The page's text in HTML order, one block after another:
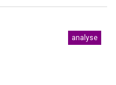
analyse